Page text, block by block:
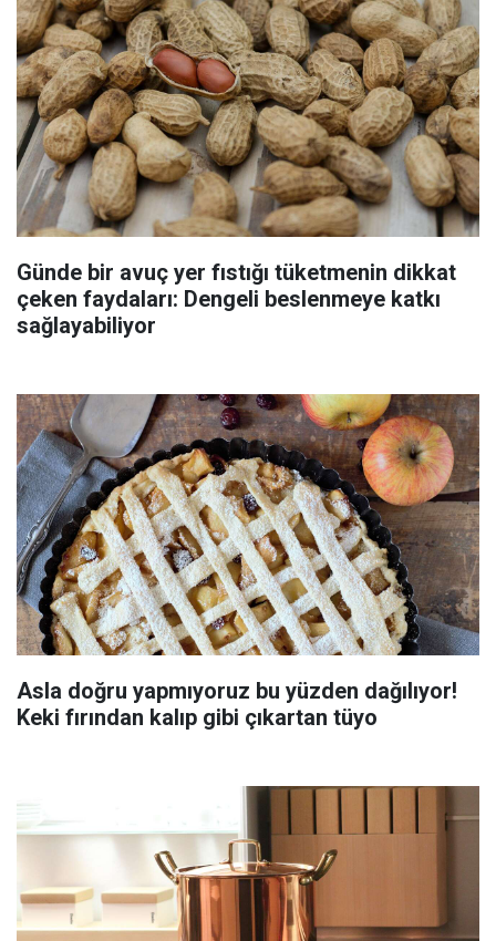
Günde bir avuç yer fıstığı tüketmenin dikkat
çeken faydaları: Dengeli beslenmeye katkı
sağlayabiliyor
Asla doğru yapmıyoruz bu yüzden dağılıyor!
Keki fırından kalıp gibi çıkartan tüyo